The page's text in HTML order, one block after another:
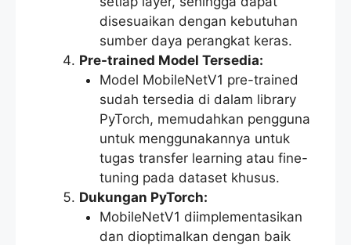
disesuaikan dengan kebutuhan
sumber daya perangkat keras.
Pre-trained Model Tersedia:
Model MobileNetV1 pre-trained
sudah tersedia di dalam library
PyTorch, memudahkan pengguna
untuk menggunakannya untuk
tugas transfer learning atau fine-
tuning pada dataset khusus.
Dukungan PyTorch:
MobileNetV1 diimplementasikan
dan dioptimalkan dengan baik